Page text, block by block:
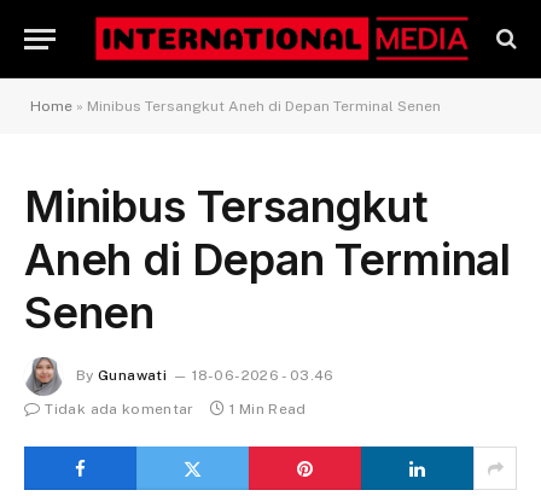
Home » Minibus Tersangkut Aneh di Depan Terminal Senen
Minibus Tersangkut
Aneh di Depan Terminal
Senen
By Gunawati
18-06-2026 - 03.46
Tidak ada komentar
1 Min Read